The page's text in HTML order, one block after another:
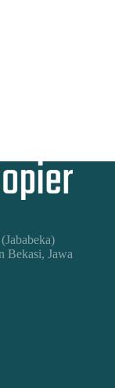
Bekasi, Jawa